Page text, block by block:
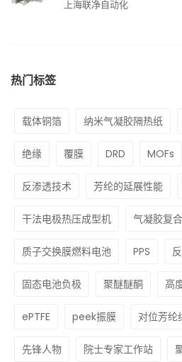
上海联净自动化
热门标签
载体铜箔 纳米气凝胶隔热纸
绝缘 覆膜 DRD MOFs
反渗透技术 芳纶的延展性能
干法电极热压成型机 气凝胶复
质子交换膜燃料电池 PPS
固态电池负极 聚醚醚酮 高
ePTFE peek振膜 对位芳纶
先锋人物 院士专家工作站